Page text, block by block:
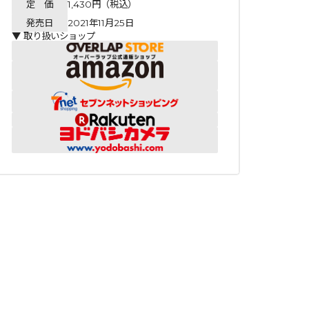
定 価
1,430円（税込）
発売日
2021年11月25日
▼ 取り扱いショップ